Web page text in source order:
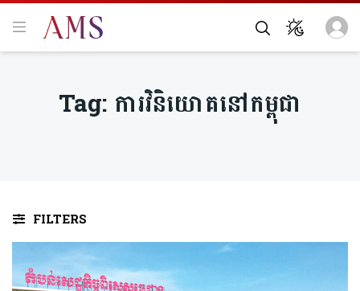
Tag: ការ​វិនិយោគនៅកម្ពុជា
FILTERS